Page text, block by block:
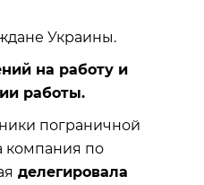
Украины.
на работу и
работы.
пограничной
компания по
делегировала